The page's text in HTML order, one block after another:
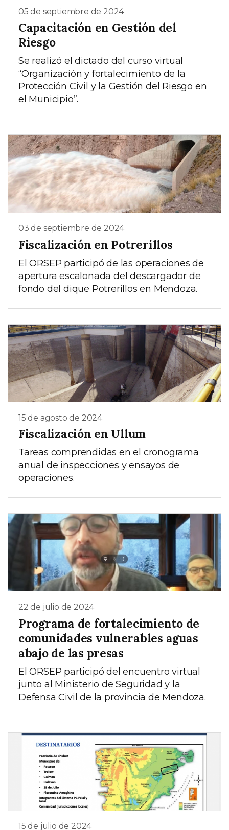
05 de septiembre de 2024
Capacitación en Gestión del
Riesgo
Se realizó el dictado del curso virtual
“Organización y fortalecimiento de la
Protección Civil y la Gestión del Riesgo en
el Municipio”.
03 de septiembre de 2024
Fiscalización en Potrerillos
El ORSEP participó de las operaciones de
apertura escalonada del descargador de
fondo del dique Potrerillos en Mendoza.
15 de agosto de 2024
Fiscalización en Ullum
Tareas comprendidas en el cronograma
anual de inspecciones y ensayos de
operaciones.
22 de julio de 2024
Programa de fortalecimiento de
comunidades vulnerables aguas
abajo de las presas
El ORSEP participó del encuentro virtual
junto al Ministerio de Seguridad y la
Defensa Civil de la provincia de Mendoza.
15 de julio de 2024